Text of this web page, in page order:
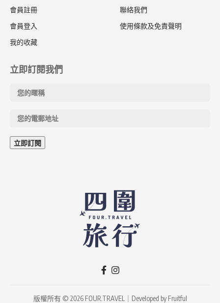
會員註冊
會員登入
我的收藏
聯絡我們
使用條款及免責聲明
立即訂閱我們
版權所有 © 2026 FOUR.TRAVEL｜Developed byFruitful